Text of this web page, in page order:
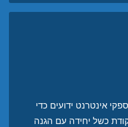
אינטרנט ידועים כדי
כשל יחידה עם הגנה